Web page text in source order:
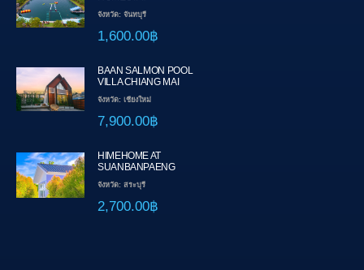
จังหวัด: จันทบุรี
1,600.00฿
BAAN SALMON POOL
VILLA CHIANG MAI
จังหวัด: เชียงใหม่
7,900.00฿
HIMEHOME AT
SUANBANPAENG
จังหวัด: สระบุรี
2,700.00฿